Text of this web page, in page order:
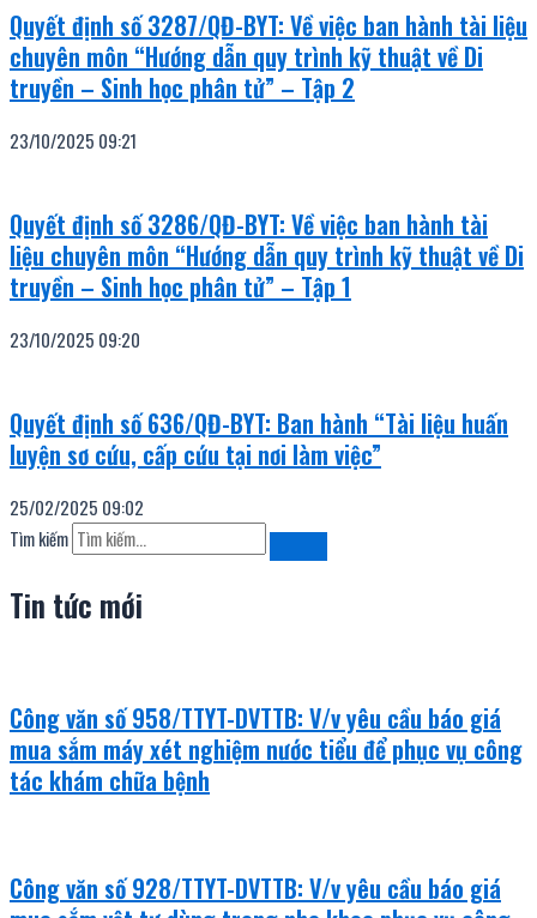
Quyết định số 3287/QĐ-BYT: Về việc ban hành tài liệu
chuyên môn “Hướng dẫn quy trình kỹ thuật về Di
truyền – Sinh học phân tử” – Tập 2
23/10/2025 09:21
Quyết định số 3286/QĐ-BYT: Về việc ban hành tài
liệu chuyên môn “Hướng dẫn quy trình kỹ thuật về Di
truyền – Sinh học phân tử” – Tập 1
23/10/2025 09:20
Quyết định số 636/QĐ-BYT: Ban hành “Tài liệu huấn
luyện sơ cứu, cấp cứu tại nơi làm việc”
25/02/2025 09:02
Tìm kiếm
Tin tức mới
Công văn số 958/TTYT-DVTTB: V/v yêu cầu báo giá
mua sắm máy xét nghiệm nước tiểu để phục vụ công
tác khám chữa bệnh
Công văn số 928/TTYT-DVTTB: V/v yêu cầu báo giá